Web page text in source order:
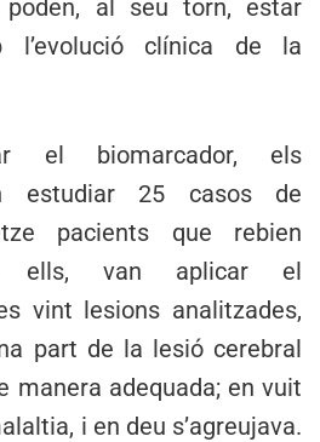
poden, al seu torn, estar
l’evolució clínica de la
el biomarcador, els
estudiar 25 casos de
pacients que rebien
ells, van aplicar el
vint lesions analitzades,
part de la lesió cerebral
manera adequada; en vuit
i en deu s’agreujava.